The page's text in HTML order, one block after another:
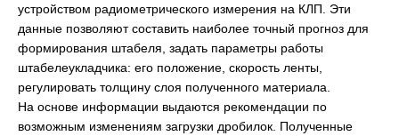
устройством радиометрического измерения на КЛП. Эти
данные позволяют составить наиболее точный прогноз для
формирования штабеля, задать параметры работы
штабелеукладчика: его положение, скорость ленты,
регулировать толщину слоя полученного материала.
На основе информации выдаются рекомендации по
возможным изменениям загрузки дробилок. Полученные